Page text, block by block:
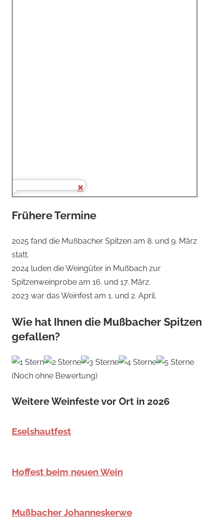
Frühere Termine
2025 fand die Mußbacher Spitzen am 8. und 9. März
statt.
2024 luden die Weingüter in Mußbach zur
Spitzenweinprobe am 16. und 17. März.
2023 war das Weinfest am 1. und 2. April.
Wie hat Ihnen die Mußbacher Spitzen
gefallen?
(Noch ohne Bewertung)
Weitere Weinfeste vor Ort in 2026
Eselshautfest
Hoffest beim neuen Wein
Mußbacher Johanneskerwe